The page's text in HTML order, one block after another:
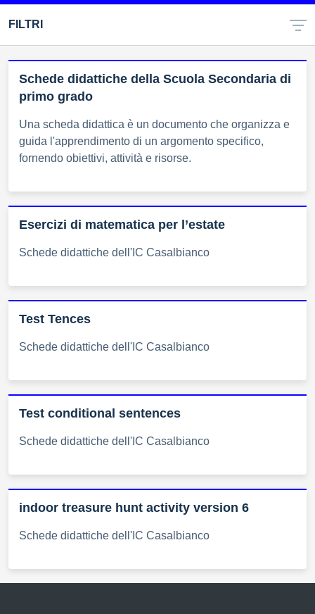
FILTRI
Schede didattiche della Scuola Secondaria di
primo grado
Una scheda didattica è un documento che organizza e
guida l'apprendimento di un argomento specifico,
fornendo obiettivi, attività e risorse.
Esercizi di matematica per l’estate
Schede didattiche dell'IC Casalbianco
Test Tences
Schede didattiche dell'IC Casalbianco
Test conditional sentences
Schede didattiche dell'IC Casalbianco
indoor treasure hunt activity version 6
Schede didattiche dell'IC Casalbianco